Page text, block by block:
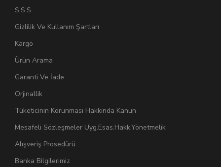
S.S.S.
Gizlilik Ve Kullanım Şartları
Kargo
Ürün Arama
Garanti Ve İade
Orjinallik
Tüketicinin Korunması Hakkında Kanun
Mesafeli Sözleşmeler Uyg.Esas.Hakk.Yönetmelik
Alışveriş Prosedürü
Banka Bilgilerimiz